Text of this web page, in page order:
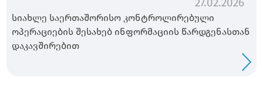
27.02.2026
სიახლე საერთაშორისო კონტროლირებული
ოპერაციების შესახებ ინფორმაციის წარდგენასთან
დაკავშირებით